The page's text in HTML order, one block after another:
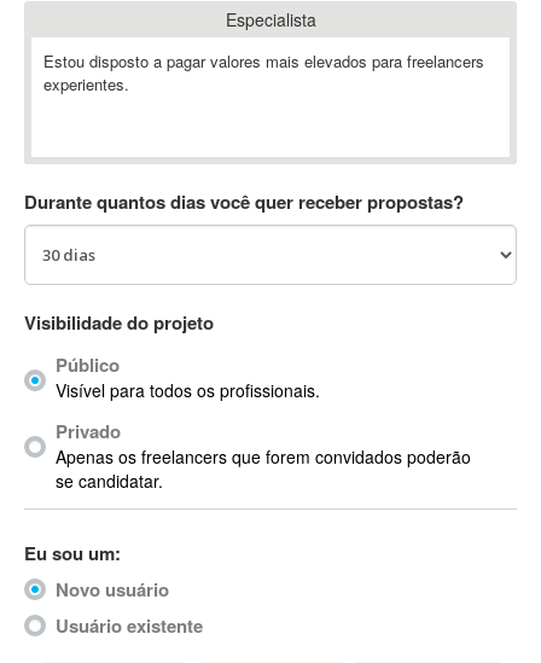
Ableton Push
Abstract
AC3
ACID Pro
ACPI
Acrobat
Acrobat X
Acronis
ACT
Actimize
ActionScript
ActionScript 3
Especialista
Estou disposto a pagar valores mais elevados para freelancers
experientes.
Durante quantos dias você quer receber propostas?
Visibilidade do projeto
Público
Visível para todos os profissionais.
Privado
Apenas os freelancers que forem convidados poderão
se candidatar.
Eu sou um:
Novo usuário
Usuário existente